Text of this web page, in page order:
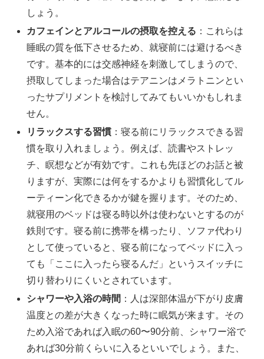
しょう。
カフェインとアルコールの摂取を控える ：これらは
睡眠の質を低下させるため、就寝前には避けるべき
です。基本的には交感神経を刺激してしまうので、
摂取してしまった場合はテアニンはメラトニンとい
ったサプリメントを検討してみてもいいかもしれま
せん。
リラックスする習慣 ：寝る前にリラックスできる習
慣を取り入れましょう。例えば、読書やストレッ
チ、瞑想などが有効です。これも先ほどのお話と被
りますが、実際には何をするかよりも習慣化してル
ーティーン化できるかが鍵を握ります。そのため、
就寝用のベッドは寝る時以外は使わないとするのが
鉄則です。寝る前に携帯を構ったり、ソファ代わり
として使っていると、寝る前になってベッドに入っ
ても「ここに入ったら寝るんだ」というスイッチに
切り替わりにくいとされています。
シャワーや入浴の時間 ：人は深部体温が下がり皮膚
温度との差が大きくなった時に眠気が来ます。その
ため入浴であれば入眠の60〜90分前、シャワー浴で
あれば30分前くらいに入るといいでしょう。また、